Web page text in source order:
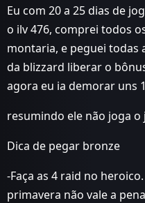
Eu com 20 a 25 dias de
o ilv 476, comprei todos
montaria, e peguei todas
da blizzard liberar o
agora eu ia demorar uns
resumindo ele não joga
Dica de pegar bronze
-Faça as 4 raid no
primavera não vale a